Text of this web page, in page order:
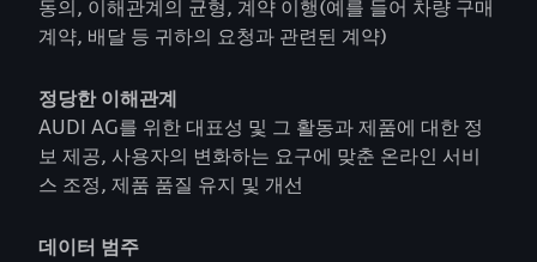
동의, 이해관계의 균형, 계약 이행(예를 들어 차량 구매
계약, 배달 등 귀하의 요청과 관련된 계약)
정당한 이해관계
AUDI AG를 위한 대표성 및 그 활동과 제품에 대한 정
보 제공, 사용자의 변화하는 요구에 맞춘 온라인 서비
스 조정, 제품 품질 유지 및 개선
데이터 범주